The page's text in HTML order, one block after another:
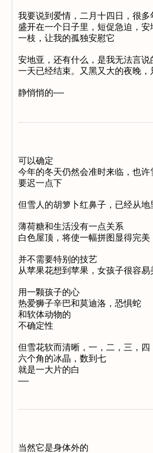
我要说到爱情，二月十四日，很多
盛开在一个日子里，短促急迫，
一枝，让我的孤独安慰它
安地亚，还有什么，是我无法言
一天已经结束。又黑又大的夜晚
可以确定
今年的冬天仍然会准时来临，也许
要迟一点下
但雪人的胡箩卜红鼻子，已经从地
薄荷糖和生活没有一点关系
白色屋顶，将使一幅拼图显得完美
并不需要特别的技艺
从苹果花想到苹果，女孩子很容易
用一颗孩子的心
热爱狮子辛巴和莫迪洛，恐惧蛇
和软体动物的
不确定性
但雪花软而清晰，一，二，三，四
六个角的冰晶，数到七
就是一大片的白
当然它是身体外的